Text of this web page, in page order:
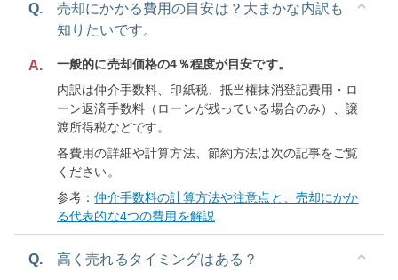
Q.
売却にかかる費用の目安は？大まかな内訳も
知りたいです。
A.
一般的に売却価格の4％程度が目安です。
内訳は仲介手数料、印紙税、抵当権抹消登記費用・ロ
ーン返済手数料（ローンが残っている場合のみ）、譲
渡所得税などです。
各費用の詳細や計算方法、節約方法は次の記事をご覧
ください。
参考：仲介手数料の計算方法や注意点と、売却にかか
る代表的な4つの費用を解説
Q. 高く売れるタイミングはある？